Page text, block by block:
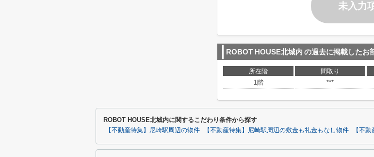
未入力
ROBOT HOUSE北城内 の過去に掲載したお
所在階 間取り
1階
***
ROBOT HOUSE北城内に関するこだわり条件から探す
【不動産特集】尼崎駅周辺の物件 【不動産特集】尼崎駅周辺の敷金も礼金もなし物件 【不